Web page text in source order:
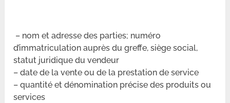
– nom et adresse des parties; numéro
d’immatriculation auprès du greffe, siège social,
statut juridique du vendeur
– date de la vente ou de la prestation de service
– quantité et dénomination précise des produits ou
services